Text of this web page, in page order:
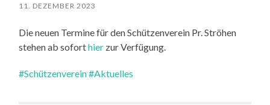
11. DEZEMBER 2023
Die neuen Termine für den Schützenverein Pr. Ströhen
stehen ab soforthier zur Verfügung.
#Schützenverein#Aktuelles